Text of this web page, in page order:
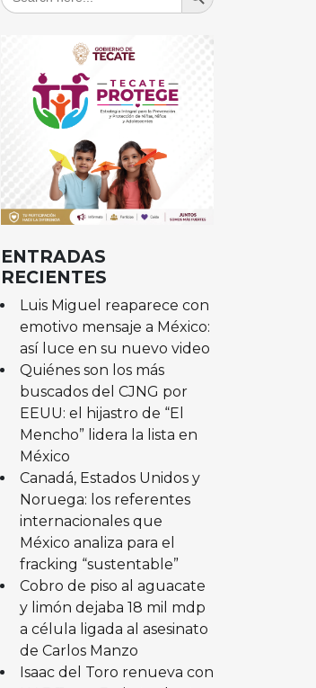
ENTRADAS
RECIENTES
Luis Miguel reaparece con
emotivo mensaje a México:
así luce en su nuevo video
Quiénes son los más
buscados del CJNG por
EEUU: el hijastro de “El
Mencho” lidera la lista en
México
Canadá, Estados Unidos y
Noruega: los referentes
internacionales que
México analiza para el
fracking “sustentable”
Cobro de piso al aguacate
y limón dejaba 18 mil mdp
a célula ligada al asesinato
de Carlos Manzo
Isaac del Toro renueva con